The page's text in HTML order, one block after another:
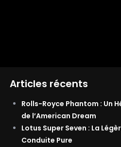
Articles récents
Rolls-Royce Phantom : Un
de l’American Dream
Lotus Super Seven : La
Conduite Pure